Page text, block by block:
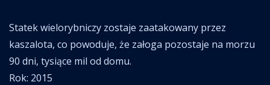
Statek wielorybniczy zostaje zaatakowany przez
kaszalota, co powoduje, że załoga pozostaje na morzu
90 dni, tysiące mil od domu.
Rok: 2015